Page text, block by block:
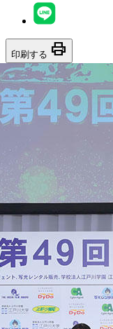
印刷する print